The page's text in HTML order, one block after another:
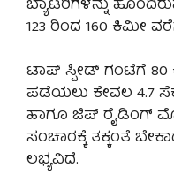
ಬ್ಯಾಟರಿಗಳನ್ನು
123 ರಿಂದ 160 ಕಿಮೀ
ಟಾಪ್ ಸ್ಪೀಡ್ ಗಂಟೆಗೆ
ಪಡೆಯಲು ಕೇವಲ 4.7
ಹಾಗೂ ಜಿಪ್ ರೈಡಿಂಗ್
ಸಂಚಾರಕ್ಕೆ ತಕ್ಕಂತೆ
ಲಭ್ಯವಿದೆ.